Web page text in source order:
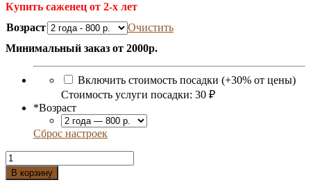
Купить саженец от 2-х лет
Возраст
Очистить
Минимальный заказ от 2000р.
Включить стоимость посадки (+30% от цены)
Стоимость услуги посадки: 30 ₽
*Возраст
Сброс настроек
Количество
Чубушник
(жасмин)
В корзину